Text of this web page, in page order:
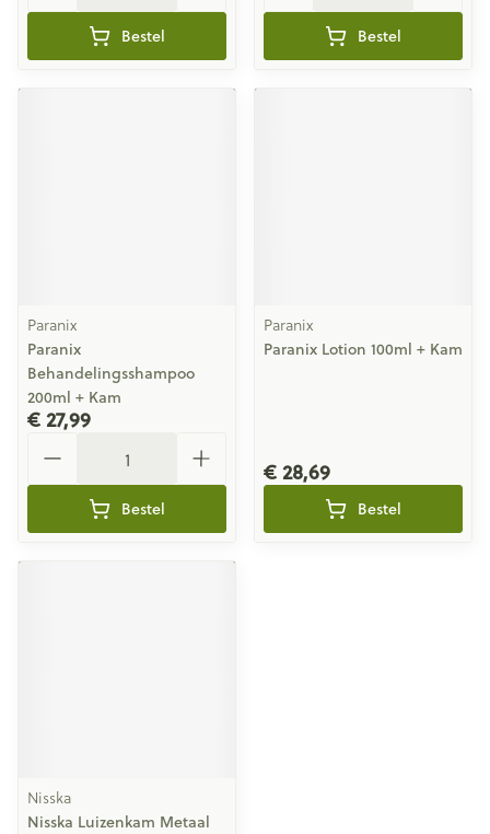
Bestel Bestel
Paranix
Paranix
Behandelingsshampoo
200ml + Kam
€ 27,99
Bestel
Paranix
Paranix Lotion 100ml + Kam
€ 28,69
Bestel
Nisska
Nisska Luizenkam Metaal